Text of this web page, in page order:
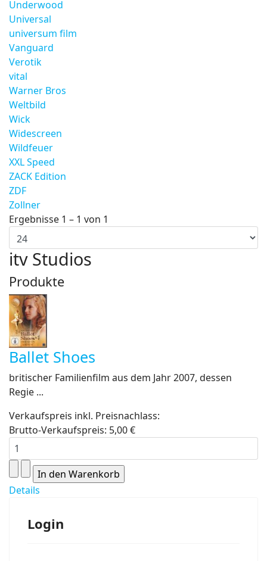
Underwood
Universal
universum film
Vanguard
Verotik
vital
Warner Bros
Weltbild
Wick
Widescreen
Wildfeuer
XXL Speed
ZACK Edition
ZDF
Zollner
Ergebnisse 1 – 1 von 1
itv Studios
Produkte
Ballet Shoes
britischer Familienfilm aus dem Jahr 2007, dessen
Regie ...
Verkaufspreis inkl. Preisnachlass:
Brutto-Verkaufspreis: 5,00 €
Details
Login